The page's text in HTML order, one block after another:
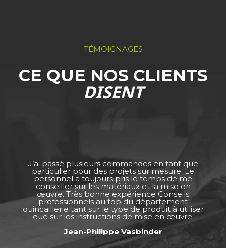
TÉMOIGNAGES
CE QUE NOS CLIENTS
DISENT
J’ai passé plusieurs commandes en tant que
particulier pour des projets sur mesure. Le
personnel a toujours pris le temps de me
conseiller sur les matériaux et la mise en
œuvre. Très bonne expérience Conseils
professionnels au top du département
quincaillerie tant sur le type de produit à utiliser
que sur les instructions de mise en œuvre.
Jean-Philippe Vasbinder